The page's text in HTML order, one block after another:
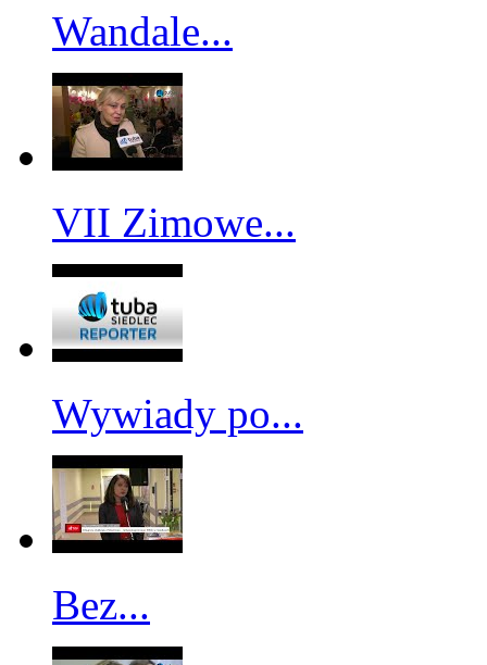
Wandale...
VII Zimowe...
Wywiady po...
Bez...